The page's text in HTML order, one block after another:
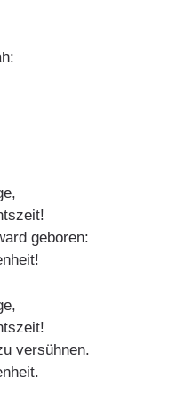
geboren:
versühnen.